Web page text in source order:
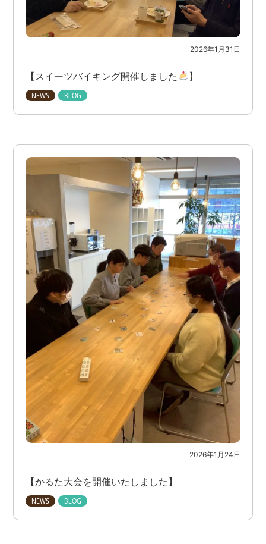
2026年1月31日
【スイーツバイキング開催しました 】
2026年1月24日
【かるた大会を開催いたしました】